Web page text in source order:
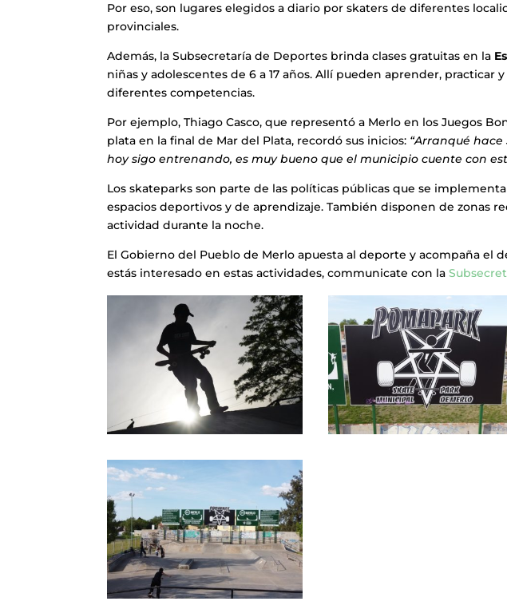
Por eso, son lugares elegidos a diario por skaters de diferentes
provinciales.
Además, la Subsecretaría de Deportes brinda clases gratuitas en la
niñas y adolescentes de 6 a 17 años. Allí pueden aprender,
diferentes competencias.
Por ejemplo, Thiago Casco, que representó a Merlo en los Juegos
plata en la final de Mar del Plata, recordó sus inicios: “Arranqué
hoy sigo entrenando, es muy bueno que el municipio cuente con
Los skateparks son parte de las políticas públicas que se
espacios deportivos y de aprendizaje. También disponen de zonas
actividad durante la noche.
El Gobierno del Pueblo de Merlo apuesta al deporte y acompaña el
estás interesado en estas actividades, communicate con la